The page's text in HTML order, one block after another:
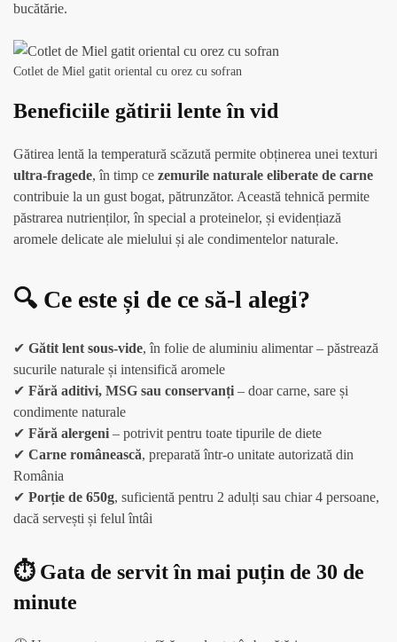
bucătărie.
Cotlet de Miel gatit oriental cu orez cu sofran
Beneficiile gătirii lente în vid
Gătirea lentă la temperatură scăzută permite obținerea unei texturi
ultra-fragede, în timp ce zemurile naturale eliberate de carne
contribuie la un gust bogat, pătrunzător. Această tehnică permite
păstrarea nutrienților, în special a proteinelor, și evidențiază
aromele delicate ale mielului și ale condimentelor naturale.
🔍 Ce este și de ce să-l alegi?
✔ Gătit lent sous-vide, în folie de aluminiu alimentar – păstrează
sucurile naturale și intensifică aromele
✔ Fără aditivi, MSG sau conservanți – doar carne, sare și
condimente naturale
✔ Fără alergeni – potrivit pentru toate tipurile de diete
✔ Carne românească, preparată într-o unitate autorizată din
România
✔ Porție de 650g, suficientă pentru 2 adulți sau chiar 4 persoane,
dacă servești și felul întâi
⏱️ Gata de servit în mai puțin de 30 de
minute